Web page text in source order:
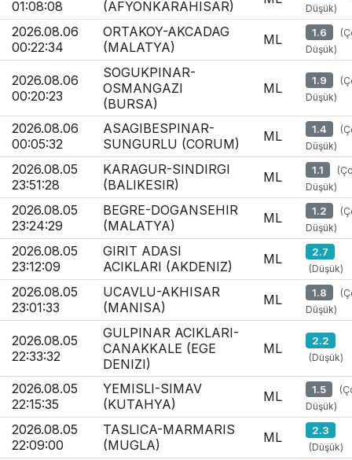
01:08:08
(AFYONKARAHISAR)
Düşük)
2026.08.06
00:22:34
ORTAKOY-AKCADAG
(MALATYA)
ML 1.6
Düşük)
2026.08.06
00:20:23
SOGUKPINAR-
OSMANGAZI
(BURSA)
ML 1.9
Düşük)
2026.08.06
00:05:32
ASAGIBESPINAR-
SUNGURLU (CORUM)
ML 1.4
Düşük)
2026.08.05
23:51:28
KARAGUR-SINDIRGI
(BALIKESIR)
ML 1.1
Düşük)
2026.08.05
23:24:29
BEGRE-DOGANSEHIR
(MALATYA)
ML 1.2
Düşük)
2026.08.05
23:12:09
GIRIT ADASI
ACIKLARI (AKDENIZ)
ML 2.7
(Düşük)
2026.08.05
23:01:33
UCAVLU-AKHISAR
(MANISA)
ML 1.8
Düşük)
2026.08.05
22:33:32
GULPINAR ACIKLARI-
CANAKKALE (EGE
DENIZI)
ML 2.2
(Düşük)
2026.08.05
22:15:35
YEMISLI-SIMAV
(KUTAHYA)
ML 1.5
Düşük)
2026.08.05
22:09:00
TASLICA-MARMARIS
(MUGLA)
ML 2.3
(Düşük)